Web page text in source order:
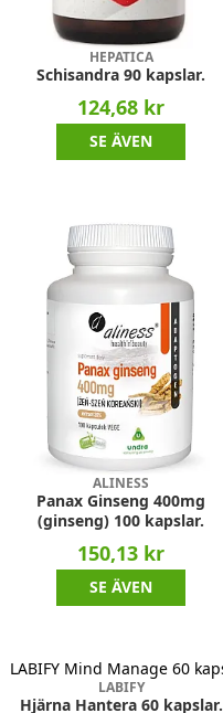
HEPATICA
Schisandra 90 kapslar.
124,68 kr
SE ÄVEN
ALINESS
Panax Ginseng 400mg
(ginseng) 100 kapslar.
150,13 kr
SE ÄVEN
LABIFY
Hjärna Hantera 60 kapslar.